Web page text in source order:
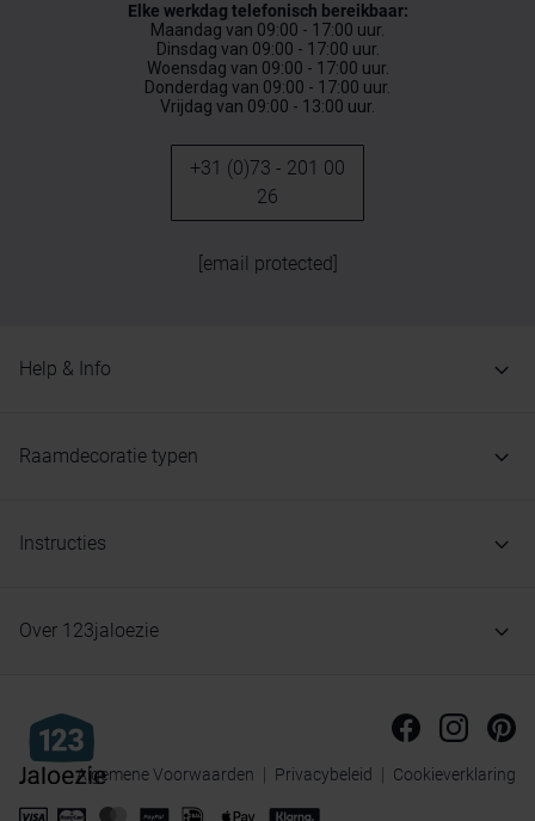
Elke werkdag telefonisch bereikbaar:
Maandag van 09:00 - 17:00 uur.
Dinsdag van 09:00 - 17:00 uur.
Woensdag van 09:00 - 17:00 uur.
Donderdag van 09:00 - 17:00 uur.
Vrijdag van 09:00 - 13:00 uur.
+31 (0)73 - 201 00
26
[email protected]
Help & Info
Raamdecoratie typen
Instructies
Over 123jaloezie
Algemene Voorwaarden Privacybeleid Cookieverklaring